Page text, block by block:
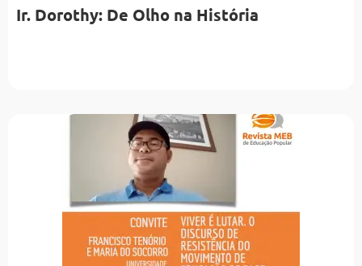
Ir. Dorothy: De Olho na História